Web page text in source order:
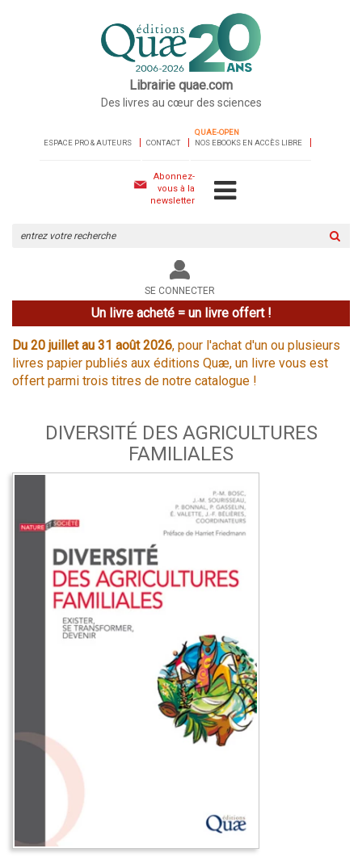
Librairie quae.com
Des livres au cœur des sciences
ESPACE PRO & AUTEURS CONTACT
QUAE-OPEN
NOS EBOOKS EN ACCÈS LIBRE
Abonnez-
vous à la
newsletter
le
site
SE CONNECTER
Un livre acheté = un livre offert !
Du 20 juillet au 31 août 2026, pour l'achat d'un ou plusieurs
livres papier publiés aux éditions Quæ, un livre vous est
offert parmi trois titres de notre catalogue !
DIVERSITÉ DES AGRICULTURES
FAMILIALES